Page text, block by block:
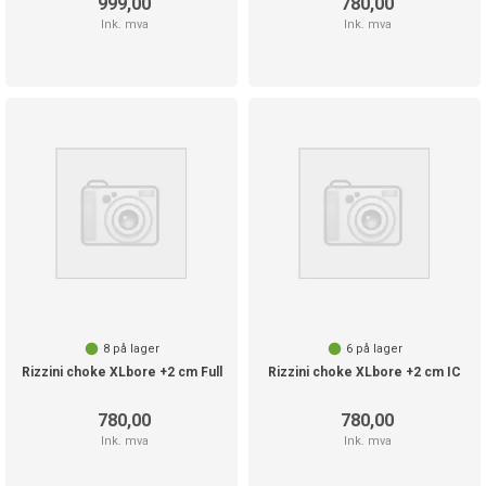
Ink. mva Ink. mva
8 på lager
Rizzini choke XLbore +2 cm Full
780,00
Ink. mva
6 på lager
Rizzini choke XLbore +2 cm IC
780,00
Ink. mva